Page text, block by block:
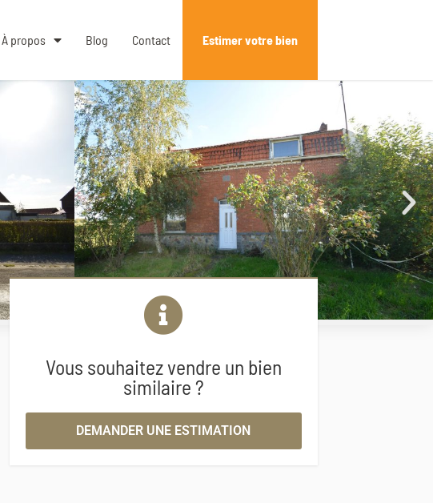
À propos Blog Contact Estimer votre bien
Vous souhaitez vendre un bien
similaire ?
DEMANDER UNE ESTIMATION